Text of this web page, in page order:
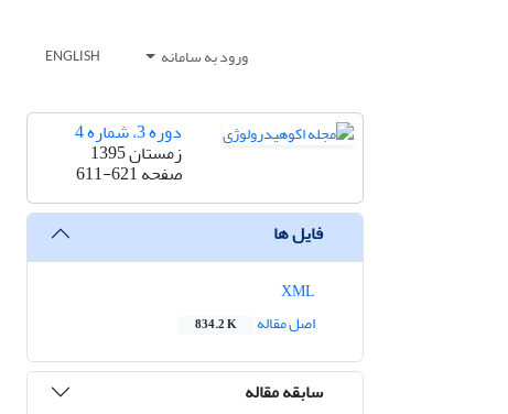
ورود به سامانه ENGLISH
دوره 3، شماره 4
زمستان 1395
صفحه611-621
فایل ها
اصل مقاله
834.2 K
سابقه مقاله